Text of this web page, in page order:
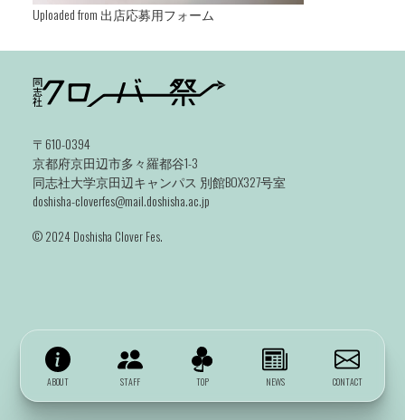
Uploaded from 出店応募用フォーム
ABOUT STAFF TOP NEWS CONTACT
〒610-0394
京都府京田辺市多々羅都谷1-3
同志社大学京田辺キャンパス 別館BOX327号室
doshisha-cloverfes@mail.doshisha.ac.jp
©️ 2024 Doshisha Clover Fes.